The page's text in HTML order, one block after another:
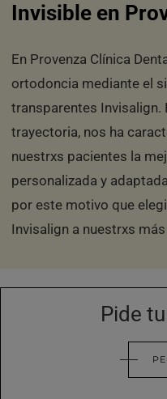
Invisible en
En Provenza Clínica
ortodoncia mediante el
transparentes Invisalign.
trayectoria, nos ha
nuestrxs pacientes la
personalizada y
por este motivo que
Invisalign a nuestrxs
Pide